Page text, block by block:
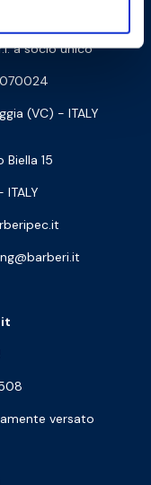
a socio unico
(VC) - ITALY
Biella 15
versato